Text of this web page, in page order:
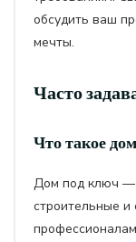
обсудить ваш
мечты.
Часто
Что такое
Дом под ключ —
строительные